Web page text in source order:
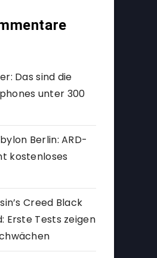
Das sind die
unter 300
Berlin: ARD-
kostenloses
Creed Black
Erste Tests zeigen